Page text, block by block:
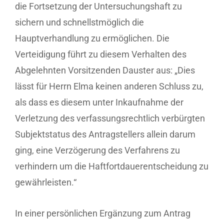
die Fortsetzung der Untersuchungshaft zu
sichern und schnellstmöglich die
Hauptverhandlung zu ermöglichen. Die
Verteidigung führt zu diesem Verhalten des
Abgelehnten Vorsitzenden Dauster aus: „Dies
lässt für Herrn Elma keinen anderen Schluss zu,
als dass es diesem unter Inkaufnahme der
Verletzung des verfassungsrechtlich verbürgten
Subjektstatus des Antragstellers allein darum
ging, eine Verzögerung des Verfahrens zu
verhindern um die Haftfortdauerentscheidung zu
gewährleisten.“
In einer persönlichen Ergänzung zum Antrag